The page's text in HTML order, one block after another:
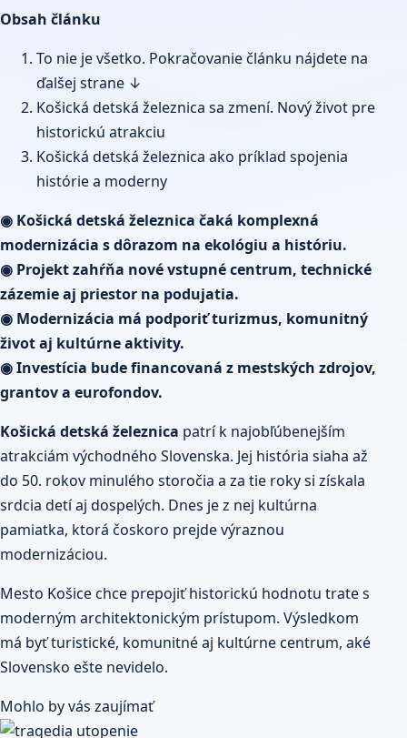
Obsah článku
To nie je všetko. Pokračovanie článku nájdete na
ďalšej strane ↓
Košická detská železnica sa zmení. Nový život pre
historickú atrakciu
Košická detská železnica ako príklad spojenia
histórie a moderny
◉ Košická detská železnica čaká komplexná
modernizácia s dôrazom na ekológiu a históriu.
◉ Projekt zahŕňa nové vstupné centrum, technické
zázemie aj priestor na podujatia.
◉ Modernizácia má podporiť turizmus, komunitný
život aj kultúrne aktivity.
◉ Investícia bude financovaná z mestských zdrojov,
grantov a eurofondov.
Košická detská železnica patrí k najobľúbenejším
atrakciám východného Slovenska. Jej história siaha až
do 50. rokov minulého storočia a za tie roky si získala
srdcia detí aj dospelých. Dnes je z nej kultúrna
pamiatka, ktorá čoskoro prejde výraznou
modernizáciou.
Mesto Košicechce prepojiť historickú hodnotu trate s
moderným architektonickým prístupom. Výsledkom
má byť turistické, komunitné aj kultúrne centrum, aké
Slovensko ešte nevidelo.
Mohlo by vás zaujímať